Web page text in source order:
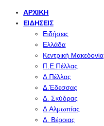
ΑΡΧΙΚΉ
ΕΙΔΉΣΕΙΣ
Ειδήσεις
Ελλάδα
Κεντρική Μακεδονία
Π.Ε.Πέλλας
Δ.Πέλλας
Δ.Έδεσσας
Δ. Σκύδρας
Δ.Αλμωπίας
Δ. Βέροιας